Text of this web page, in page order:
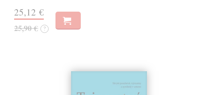
25,12 €
25,90 € ?